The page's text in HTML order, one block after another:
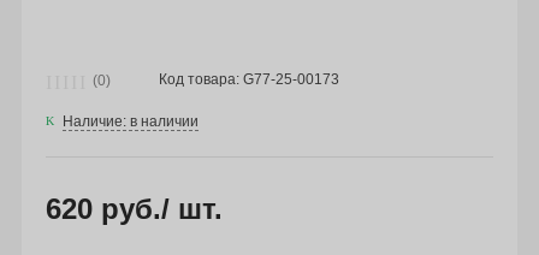
(0) Код товара: G77-25-00173
Наличие: в наличии
620 руб./ шт.